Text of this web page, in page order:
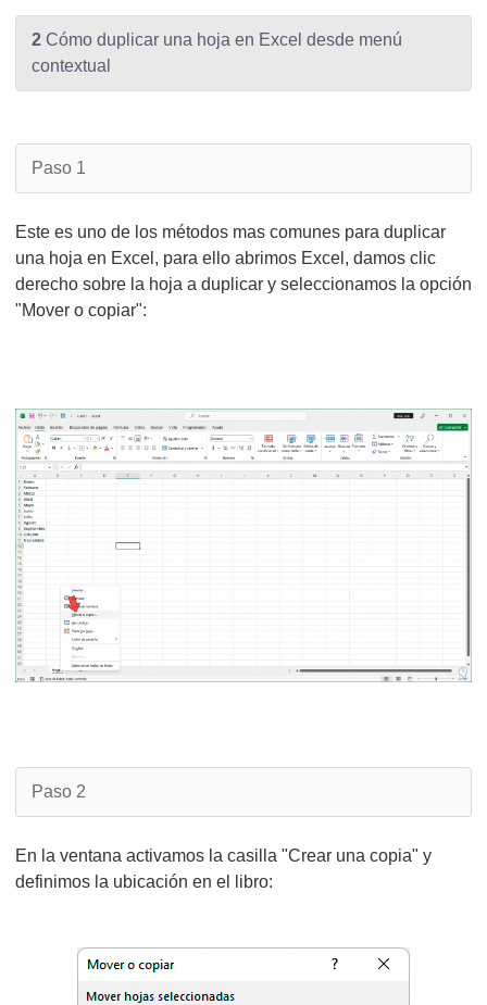
2 Cómo duplicar una hoja en Excel desde menú
contextual
Paso 1
Este es uno de los métodos mas comunes para duplicar
una hoja en Excel, para ello abrimos Excel, damos clic
derecho sobre la hoja a duplicar y seleccionamos la opción
"Mover o copiar":
Paso 2
En la ventana activamos la casilla "Crear una copia" y
definimos la ubicación en el libro: